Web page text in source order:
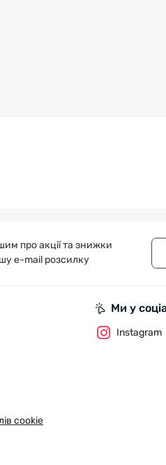
про акції та знижки
e-mail розсилку
cookie
Ми у
Instagram